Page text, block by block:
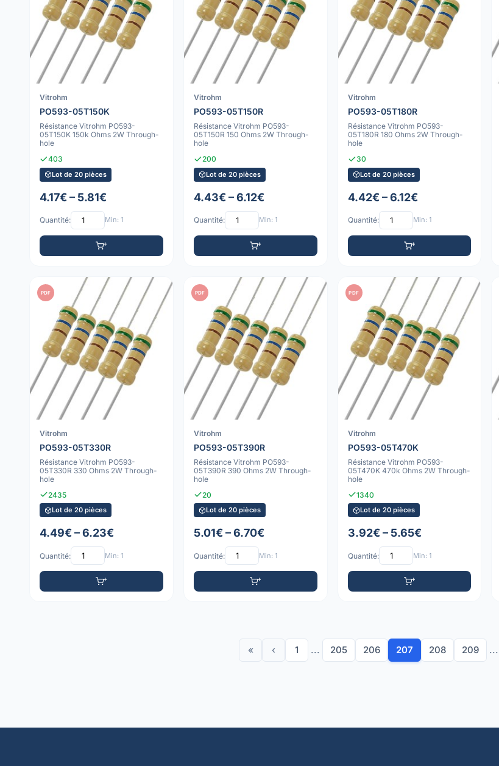
Vitrohm
PO593-05T150K
Résistance Vitrohm PO593-
05T150K 150k Ohms 2W Through-
hole
403
Lot de 20 pièces
4.17€ – 5.81€
Quantité: Min: 1
Vitrohm
PO593-05T150R
Résistance Vitrohm PO593-
05T150R 150 Ohms 2W Through-
hole
200
Lot de 20 pièces
4.43€ – 6.12€
Quantité: Min: 1
Vitrohm
PO593-05T180R
Résistance Vitrohm PO593-
05T180R 180 Ohms 2W Through-
hole
30
Lot de 20 pièces
4.42€ – 6.12€
Quantité: Min: 1
PDF
Vitrohm
PO593-05T330R
Résistance Vitrohm PO593-
05T330R 330 Ohms 2W Through-
hole
2435
Lot de 20 pièces
4.49€ – 6.23€
Quantité: Min: 1
PDF
Vitrohm
PO593-05T390R
Résistance Vitrohm PO593-
05T390R 390 Ohms 2W Through-
hole
20
Lot de 20 pièces
5.01€ – 6.70€
Quantité: Min: 1
PDF
Vitrohm
PO593-05T470K
Résistance Vitrohm PO593-
05T470K 470k Ohms 2W Through-
hole
1340
Lot de 20 pièces
3.92€ – 5.65€
Quantité: Min: 1
« ‹ 1 ... 205 206 207 208 209 ...